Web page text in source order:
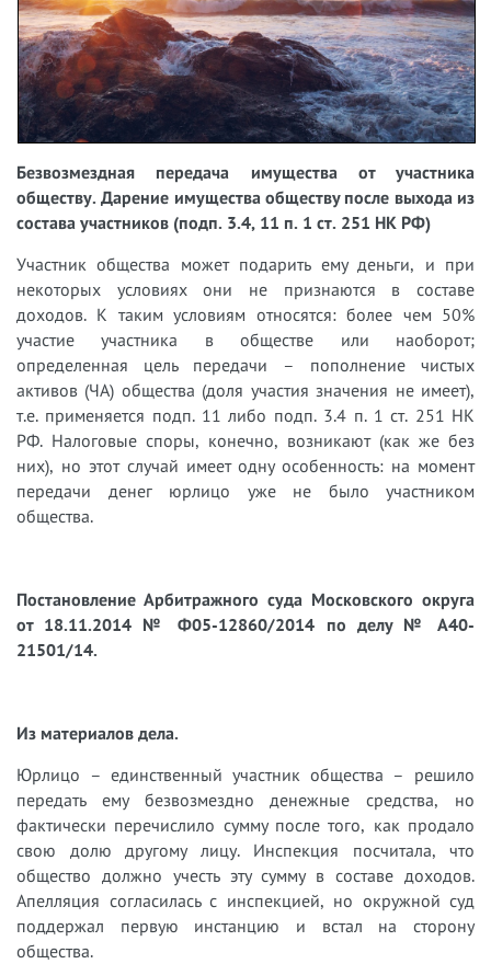
Безвозмездная передача имущества от участника
обществу. Дарение имущества обществу после выхода из
состава участников (подп. 3.4, 11 п. 1 ст. 251 НК РФ)
Участник общества может подарить ему деньги, и при
некоторых условиях они не признаются в составе
доходов. К таким условиям относятся: более чем 50%
участие участника в обществе или наоборот;
определенная цель передачи – пополнение чистых
активов (ЧА) общества (доля участия значения не имеет),
т.е. применяется подп. 11 либо подп. 3.4 п. 1 ст. 251 НК
РФ. Налоговые споры, конечно, возникают (как же без
них), но этот случай имеет одну особенность: на момент
передачи денег юрлицо уже не было участником
общества.
Постановление Арбитражного суда Московского округа
от 18.11.2014 № Ф05-12860/2014 по делу № А40-
21501/14.
Из материалов дела.
Юрлицо – единственный участник общества – решило
передать ему безвозмездно денежные средства, но
фактически перечислило сумму после того, как продало
свою долю другому лицу. Инспекция посчитала, что
общество должно учесть эту сумму в составе доходов.
Апелляция согласилась с инспекцией, но окружной суд
поддержал первую инстанцию и встал на сторону
общества.